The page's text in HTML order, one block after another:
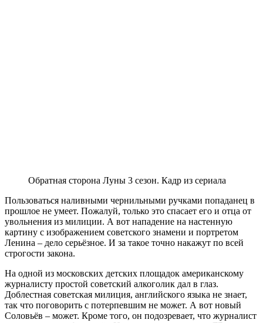
Обратная сторона Луны 3 сезон. Кадр из сериала
Пользоваться наливными чернильными ручками попаданец в
прошлое не умеет. Пожалуй, только это спасает его и отца от
увольнения из милиции. А вот нападение на настенную
картину с изображением советского знамени и портретом
Ленина – дело серьёзное. И за такое точно накажут по всей
строгости закона.
На одной из московских детских площадок американскому
журналисту простой советский алкоголик дал в глаз.
Доблестная советская милиция, английского языка не знает,
так что поговорить с потерпевшим не может. А вот новый
Соловьёв – может. Кроме того, он подозревает, что журналист